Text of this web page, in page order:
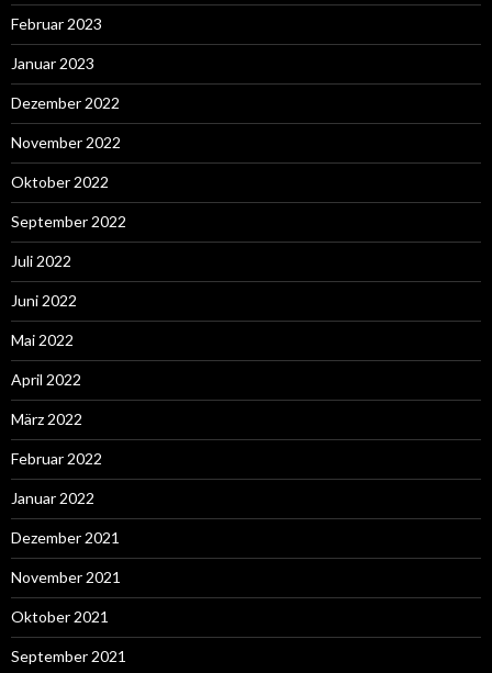
Februar 2023
Januar 2023
Dezember 2022
November 2022
Oktober 2022
September 2022
Juli 2022
Juni 2022
Mai 2022
April 2022
März 2022
Februar 2022
Januar 2022
Dezember 2021
November 2021
Oktober 2021
September 2021